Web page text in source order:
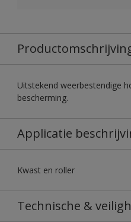
Uitstekend weerbestendige
bescherming.
Applicatie
Kwast en roller
Technische &